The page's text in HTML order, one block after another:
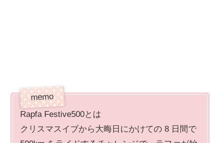
Rapfa Festive500とは
クリスマスイブから大晦日にかけての 8 日間で